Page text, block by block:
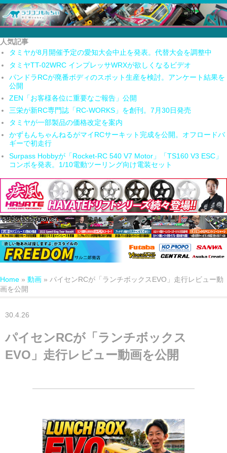
人気記事
タミヤが8月開催予定の愛知大会中止を発表。代替大会を調整中
タミヤTT-02WRC インプレッサWRXが欲しくなるビデオ
パンドラRCが廃番ボディのスポット生産を検討。アンケート結果を
公開
ZEN「お客様各位に重要なご報告」公開
三栄が新RC専門誌「RC-WORKS」を創刊。7月30日発売
タミヤが一部製品の価格改定を案内
かずもんちゃんねるがマイRCサーキット完成を公開。オフロードバ
ギーで初走行
Surpass Hobbyが「Rocket-RC 540 V7 Motor」「TS160 V3 ESC」
コンボを発表。1/10電動ツーリング向け電装セット
Home » 動画 » パイセンRCが「ランチボックスEVO」走行レビュー動
画を公開
30.4.26
パイセンRCが「ランチボックス
EVO」走行レビュー動画を公開